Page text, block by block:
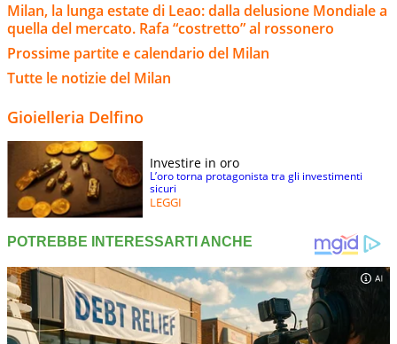
Milan, la lunga estate di Leao: dalla delusione Mondiale a
quella del mercato. Rafa “costretto” al rossonero
Prossime partite e calendario del Milan
Tutte le notizie del Milan
Gioielleria Delfino
Investire in oro
L’oro torna protagonista tra gli investimenti
sicuri
LEGGI